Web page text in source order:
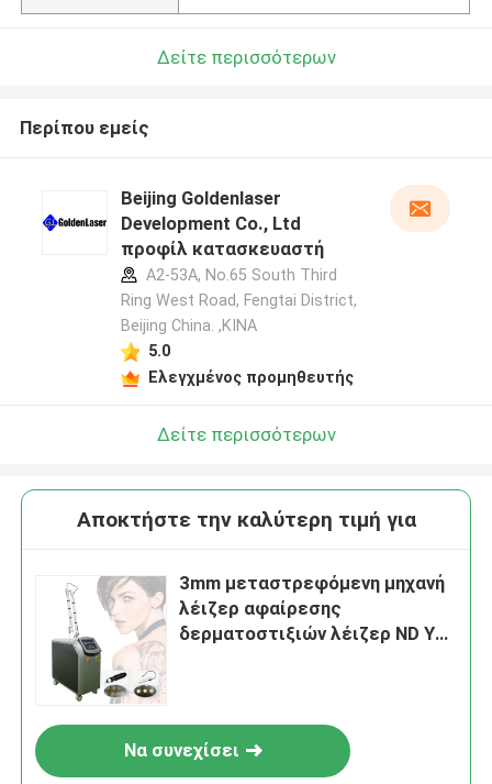
Δείτε περισσότερων
Περίπου εμείς
Beijing Goldenlaser
Development Co., Ltd
προφίλ κατασκευαστή
A2-53A, No.65 South Third
Ring West Road, Fengtai District,
Beijing China. ,ΚΙΝΑ
5.0
Ελεγχμένος προμηθευτής
Δείτε περισσότερων
Αποκτήστε την καλύτερη τιμή για
3mm μεταστρεφόμενη μηχανή
λέιζερ αφαίρεσης
δερματοστιξιών λέιζερ ND Yag
Να συνεχίσει